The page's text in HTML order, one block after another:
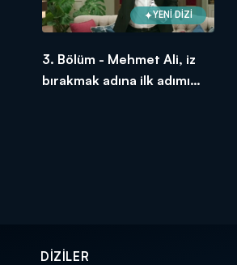
YENİ DİZİ
3. Bölüm - Mehmet Ali, iz
bırakmak adına ilk adımı
DİZİLER